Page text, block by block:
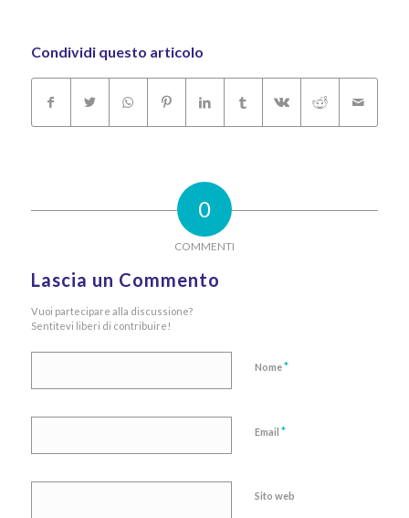
Condividi questo articolo
0
COMMENTI
Lascia un Commento
Vuoi partecipare alla discussione?
Sentitevi liberi di contribuire!
Nome*
Email *
Sito web